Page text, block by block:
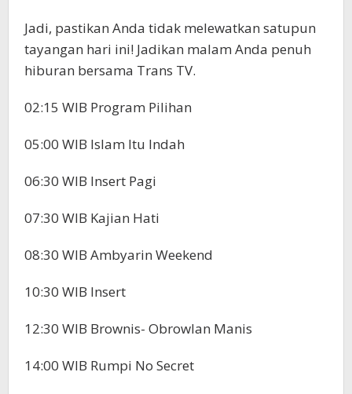
Jadi, pastikan Anda tidak melewatkan satupun
tayangan hari ini! Jadikan malam Anda penuh
hiburan bersama Trans TV.
02:15 WIB Program Pilihan
05:00 WIB Islam Itu Indah
06:30 WIB Insert Pagi
07:30 WIB Kajian Hati
08:30 WIB Ambyarin Weekend
10:30 WIB Insert
12:30 WIB Brownis- Obrowlan Manis
14:00 WIB Rumpi No Secret